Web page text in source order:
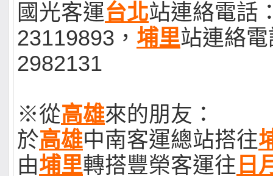
國光客運台北站連絡電話
23119893， 埔里站連絡
2982131
※從高雄來的朋友：
於高雄中南客運總站搭往
由埔里轉搭豐榮客運往 日